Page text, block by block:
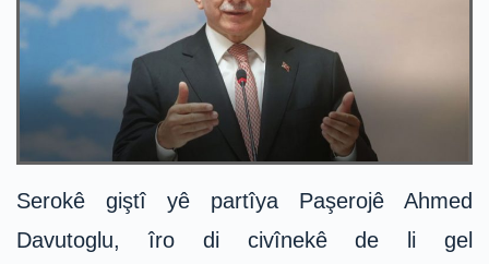
Serokê giştî yê partîya Paşerojê Ahmed
Davutoglu, îro di civînekê de li gel